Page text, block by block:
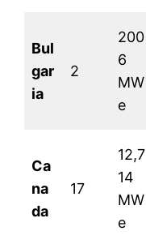
Bul
gar
ia
2
200
6
MW
e
Ca
na
da
17
12,7
14
MW
e